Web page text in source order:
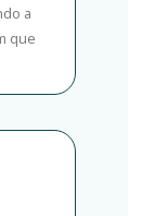
a
que